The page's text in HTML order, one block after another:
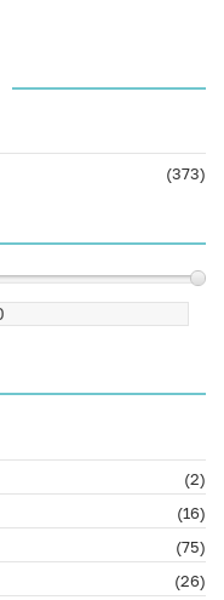
(373)
(2)
(16)
(75)
(26)